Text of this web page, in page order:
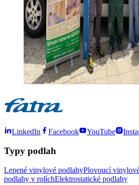
LinkedIn Facebook YouTube
Typy podlah
Lepené vinylové podlahyPlovoucí
podlahy v rolíchElektrostatické podlahy